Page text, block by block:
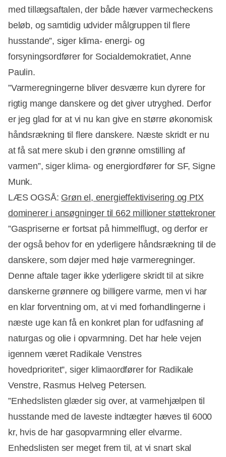
med tillægsaftalen, der både hæver varmecheckens
beløb, og samtidig udvider målgruppen til flere
husstande”, siger klima- energi- og
forsyningsordfører for Socialdemokratiet, Anne
Paulin.
”Varmeregningerne bliver desværre kun dyrere for
rigtig mange danskere og det giver utryghed. Derfor
er jeg glad for at vi nu kan give en større økonomisk
håndsrækning til flere danskere. Næste skridt er nu
at få sat mere skub i den grønne omstilling af
varmen”, siger klima- og energiordfører for SF, Signe
Munk.
LÆS OGSÅ: Grøn el, energieffektivisering og PtX
dominerer i ansøgninger til 662 millioner støttekroner
”Gaspriserne er fortsat på himmelflugt, og derfor er
der også behov for en yderligere håndsrækning til de
danskere, som døjer med høje varmeregninger.
Denne aftale tager ikke yderligere skridt til at sikre
danskerne grønnere og billigere varme, men vi har
en klar forventning om, at vi med forhandlingerne i
næste uge kan få en konkret plan for udfasning af
naturgas og olie i opvarmning. Det har hele vejen
igennem været Radikale Venstres
hovedprioritet”, siger klimaordfører for Radikale
Venstre, Rasmus Helveg Petersen.
”Enhedslisten glæder sig over, at varmehjælpen til
husstande med de laveste indtægter hæves til 6000
kr, hvis de har gasopvarmning eller elvarme.
Enhedslisten ser meget frem til, at vi snart skal